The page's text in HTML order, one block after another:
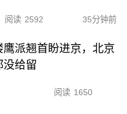
阅读 2592 35分钟前
鹰派翘首盼进京，北京
没给留
阅读 1650